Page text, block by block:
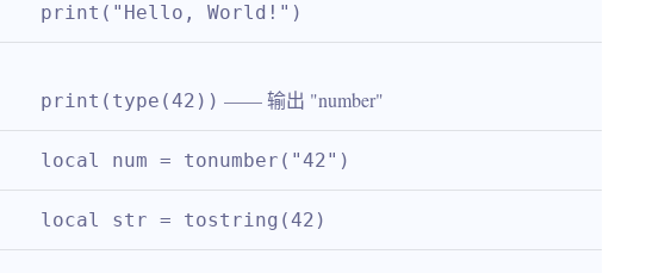
print("Hello, World!")
print(type(42)) —— 输出 "number"
local num = tonumber("42")
local str = tostring(42)